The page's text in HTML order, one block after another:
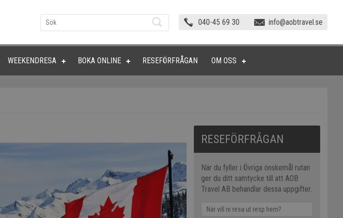
040-45 69 30 info@aobtravel.se
WEEKENDRESA BOKA ONLINE RESEFÖRFRÅGAN OM OSS
RESEFÖRFRÅGAN
När du fyller i Övriga önskemål rutan
ger du ditt samtycke till att AOB
Travel AB behandlar dessa uppgifter.